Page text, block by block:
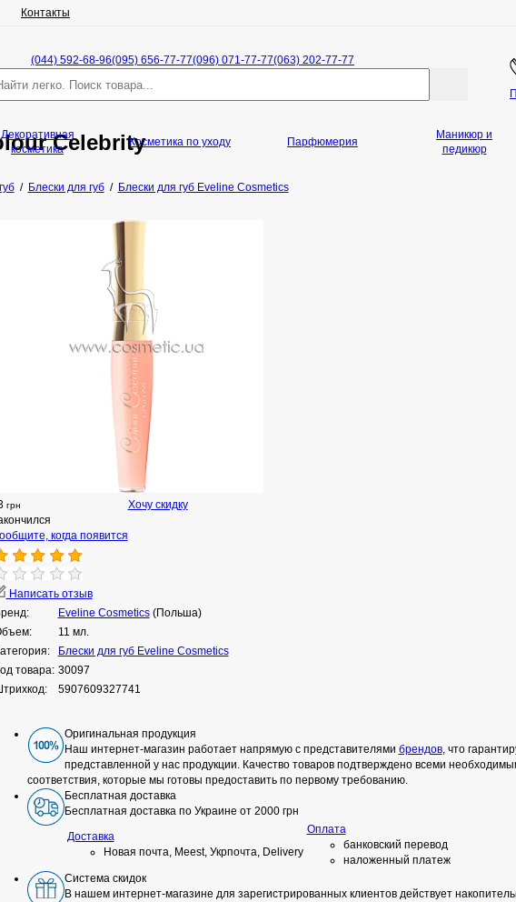
Контакты
(044) 592-68-96(095) 656-77-77(096) 071-77-77(063) 202-77-77
Celebrity
/ Блески для губ/ Блески для губ Eveline Cosmetics
Хочу скидку
грн
когда появится
Написать отзыв
Eveline Cosmetics(Польша)
11 мл.
Блески для губ Eveline Cosmetics
товара: 30097
5907609327741
Оригинальная продукция
Наш интернет-магазин работает напрямую с представителями брендов, что
представленной у нас продукции. Качество товаров подтверждено всеми
соответствия, которые мы готовы предоставить по первому требованию.
Бесплатная доставка
Бесплатная доставка по Украине от 2000 грн
Доставка
Новая почта, Meest, Укрпочта, Delivery
Оплата
банковский перевод
наложенный платеж
Система скидок
В нашем интернет-магазине для зарегистрированных клиентов действует
Декоративная
косметика
Косметика по уходу Парфюмерия
Маникюр и
педикюр